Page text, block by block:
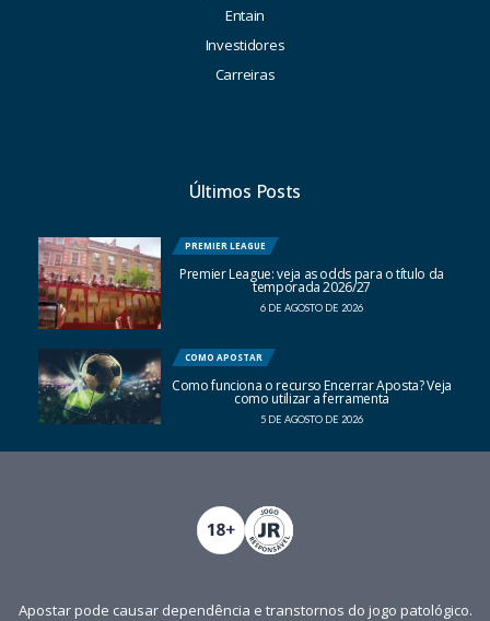
Entain
Investidores
Carreiras
Últimos Posts
PREMIER LEAGUE
Premier League: veja as odds para o título da
temporada 2026/27
6 DE AGOSTO DE 2026
COMO APOSTAR
Como funciona o recurso Encerrar Aposta? Veja
como utilizar a ferramenta
5 DE AGOSTO DE 2026
Apostar pode causar dependência e transtornos do jogo patológico.